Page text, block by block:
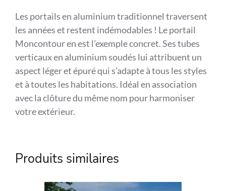
Les portails en aluminium traditionnel traversent
les années et restent indémodables ! Le portail
Moncontour en est l’exemple concret. Ses tubes
verticaux en aluminium soudés lui attribuent un
aspect léger et épuré qui s’adapte à tous les styles
et à toutes les habitations. Idéal en association
avec la clôture du même nom pour harmoniser
votre extérieur.
Produits similaires